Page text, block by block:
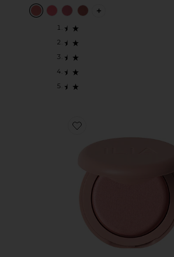
PLUS ICON TO
Favorite РУМЯНА SOFT FOCUS